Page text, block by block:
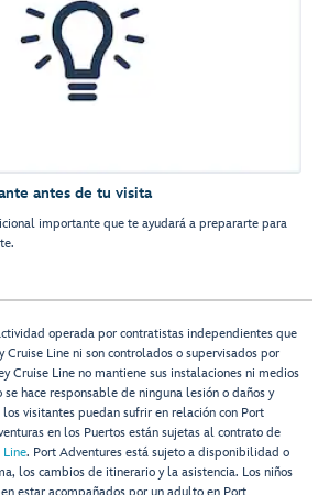
antes de tu visita
importante que te ayudará a prepararte para
operada por contratistas independientes que
Cruise Line ni son controlados o supervisados por
Cruise Line no mantiene sus instalaciones ni medios
hace responsable de ninguna lesión o daños y
visitantes puedan sufrir en relación con Port
en los Puertos están sujetas al contrato de
Line. Port Adventures está sujeto a disponibilidad o
los cambios de itinerario y la asistencia. Los niños